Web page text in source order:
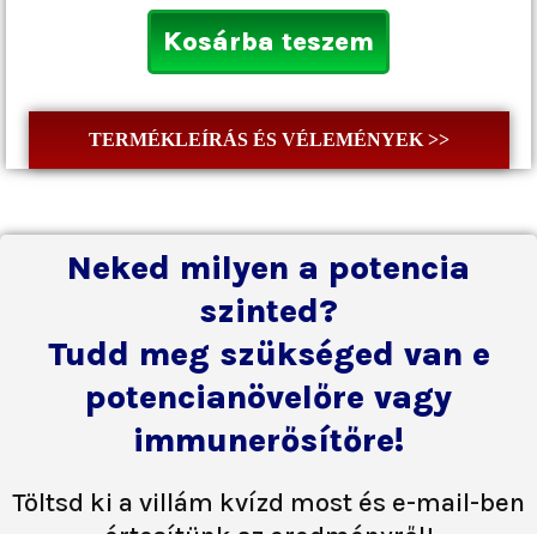
Kosárba teszem
TERMÉKLEÍRÁS ÉS VÉLEMÉNYEK >>
Neked milyen a potencia
szinted?
Tudd meg szükséged van e
potencianövelőre vagy
immunerősítőre!
Töltsd ki a villám kvízd most és e-mail-ben